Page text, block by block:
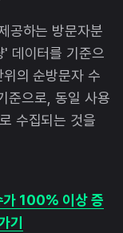
공하는 방문자분
데이터를 기준으
의 순방문자 수
으로, 동일 사용
수집되는 것을
가 100% 이상 증
기